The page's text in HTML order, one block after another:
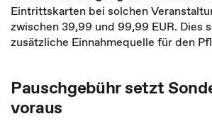
Eintrittskarten bei solchen
zwischen 39,99 und 99,99 EUR. Dies
zusätzliche Einnahmequelle für den
Pauschgebühr setzt
voraus